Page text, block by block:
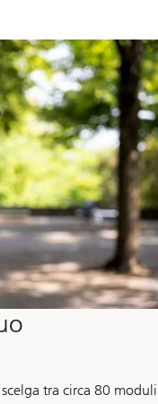
tra circa 80 moduli